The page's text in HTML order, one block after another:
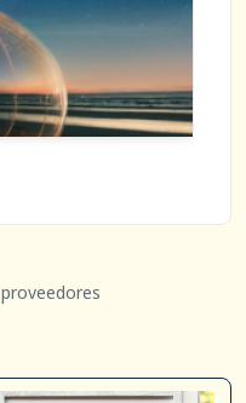
proveedores